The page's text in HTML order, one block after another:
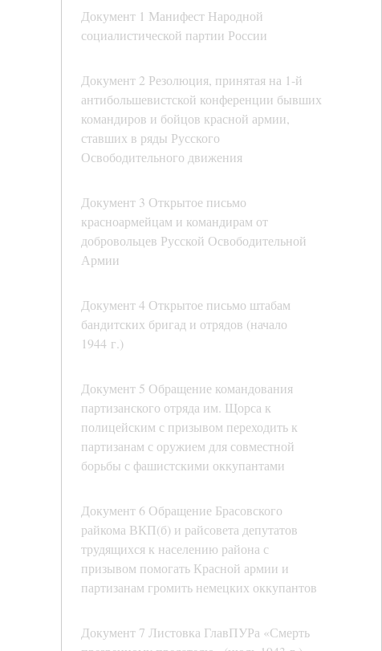
Документ 1 Манифест Народной
социалистической партии России
Документ 2 Резолюция, принятая на 1-й
антибольшевистской конференции бывших
командиров и бойцов красной армии,
ставших в ряды Русского
Освободительного движения
Документ 3 Открытое письмо
красноармейцам и командирам от
добровольцев Русской Освободительной
Армии
Документ 4 Открытое письмо штабам
бандитских бригад и отрядов (начало
1944 г.)
Документ 5 Обращение командования
партизанского отряда им. Щорса к
полицейским с призывом переходить к
партизанам с оружием для совместной
борьбы с фашистскими оккупантами
Документ 6 Обращение Брасовского
райкома ВКП(б) и райсовета депутатов
трудящихся к населению района с
призывом помогать Красной армии и
партизанам громить немецких оккупантов
Документ 7 Листовка ГлавПУРа «Смерть